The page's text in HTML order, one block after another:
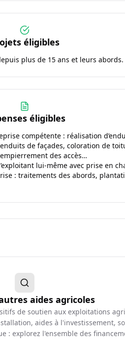
éligibles
plus de 15 ans et leurs abords.
éligibles
compétente : réalisation
de façades, coloration de
des accès…
lui-même avec prise en
: traitements des abords,
aides agricoles
de soutien aux exploitations
aides à l'investissement,
: explorez l'ensemble des